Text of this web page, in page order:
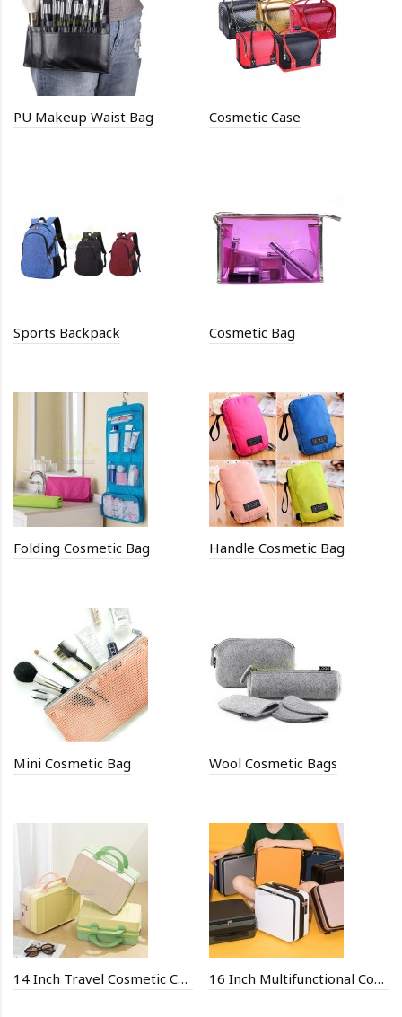
PU Makeup Waist Bag Cosmetic Case
Sports Backpack Cosmetic Bag
Folding Cosmetic Bag Handle Cosmetic Bag
Mini Cosmetic Bag Wool Cosmetic Bags
14 Inch Travel Cosmetic Case 16 Inch Multifunctional Computer Bag